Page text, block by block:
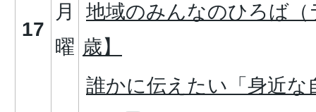
17
月
曜
地域のみんなのひろば
歳】
誰かに伝えたい「身近